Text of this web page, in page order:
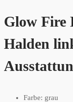
Glow Fire
Halden
Farbe: grau